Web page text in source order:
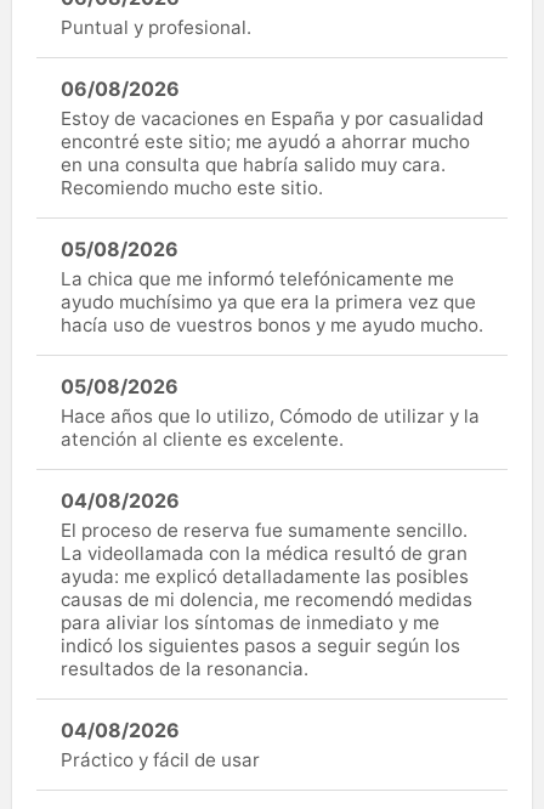
Puntual y profesional.
06/08/2026
Estoy de vacaciones en España y por casualidad
encontré este sitio; me ayudó a ahorrar mucho
en una consulta que habría salido muy cara.
Recomiendo mucho este sitio.
05/08/2026
La chica que me informó telefónicamente me
ayudo muchísimo ya que era la primera vez que
hacía uso de vuestros bonos y me ayudo mucho.
05/08/2026
Hace años que lo utilizo, Cómodo de utilizar y la
atención al cliente es excelente.
04/08/2026
El proceso de reserva fue sumamente sencillo.
La videollamada con la médica resultó de gran
ayuda: me explicó detalladamente las posibles
causas de mi dolencia, me recomendó medidas
para aliviar los síntomas de inmediato y me
indicó los siguientes pasos a seguir según los
resultados de la resonancia.
04/08/2026
Práctico y fácil de usar